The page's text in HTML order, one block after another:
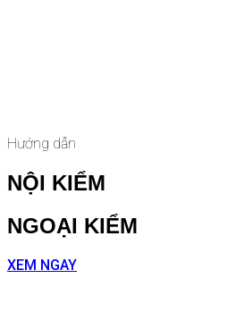
Hướng dẫn
NỘI KIỂM
NGOẠI KIỂM
XEM NGAY